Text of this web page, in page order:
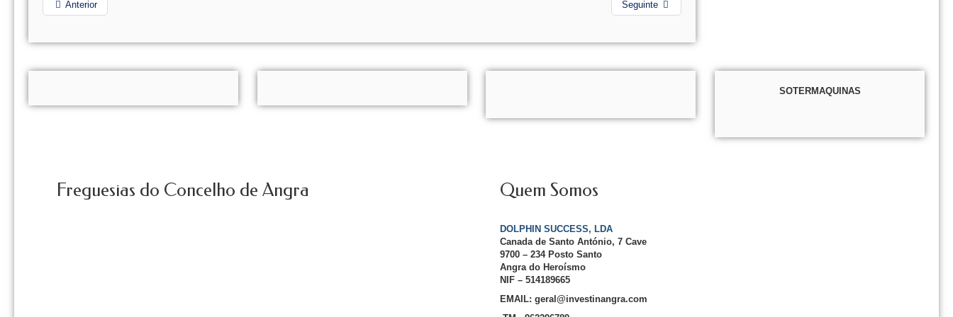
Anterior Seguinte
SOTERMAQUINAS
Freguesias do Concelho de Angra Quem Somos
DOLPHIN SUCCESS, LDA
Canada de Santo António, 7 Cave
9700 – 234 Posto Santo
Angra do Heroísmo
NIF – 514189665
EMAIL: geral@investinangra.com